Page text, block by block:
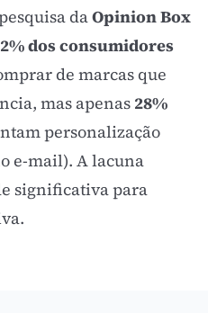
daOpinion Box
dos consumidores
de marcas que
mas apenas 28%
personalização
e-mail). A lacuna
significativa para